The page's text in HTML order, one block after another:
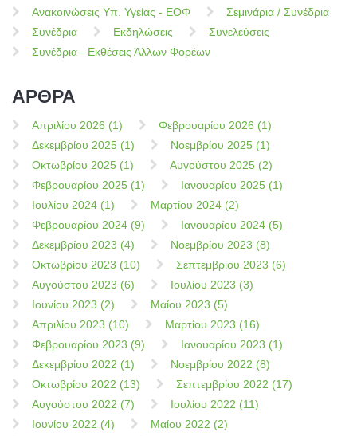
Ανακοινώσεις Υπ. Υγείας - ΕΟΦ
Σεμινάρια / Συνέδρια
Συνέδρια
Εκδηλώσεις
Συνελεύσεις
Συνέδρια - Εκθέσεις Άλλων Φορέων
ΑΡΘΡΑ
Απριλίου 2026 (1)
Φεβρουαρίου 2026 (1)
Δεκεμβρίου 2025 (1)
Νοεμβρίου 2025 (1)
Οκτωβρίου 2025 (1)
Αυγούστου 2025 (2)
Φεβρουαρίου 2025 (1)
Ιανουαρίου 2025 (1)
Ιουλίου 2024 (1)
Μαρτίου 2024 (2)
Φεβρουαρίου 2024 (9)
Ιανουαρίου 2024 (5)
Δεκεμβρίου 2023 (4)
Νοεμβρίου 2023 (8)
Οκτωβρίου 2023 (10)
Σεπτεμβρίου 2023 (6)
Αυγούστου 2023 (6)
Ιουλίου 2023 (3)
Ιουνίου 2023 (2)
Μαίου 2023 (5)
Απριλίου 2023 (10)
Μαρτίου 2023 (16)
Φεβρουαρίου 2023 (9)
Ιανουαρίου 2023 (1)
Δεκεμβρίου 2022 (1)
Νοεμβρίου 2022 (8)
Οκτωβρίου 2022 (13)
Σεπτεμβρίου 2022 (17)
Αυγούστου 2022 (7)
Ιουλίου 2022 (11)
Ιουνίου 2022 (4)
Μαίου 2022 (2)